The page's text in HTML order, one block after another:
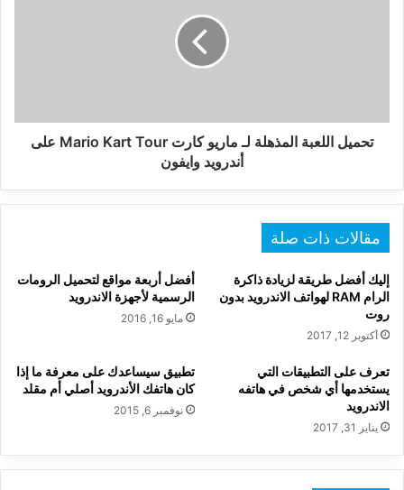
Tour
على
تحميل اللعبة المذهلة لـ ماريو كارت Mario Kart Tour على
أندرويد وايفون
مقالات ذات صلة
إليك أفضل طريقة لزيادة ذاكرة
الرام RAM لهواتف الاندرويد بدون
روت
أكتوبر 12, 2017
أفضل أربعة مواقع لتحميل الرومات
الرسمية لأجهزة الاندرويد
مايو 16, 2016
تعرف على التطبيقات التي
يستخدمها أي شخص في هاتفه
الاندرويد
يناير 31, 2017
تطبيق سيساعدك على معرفة ما إذا
كان هاتفك الأندرويد أصلي أم مقلد
نوفمبر 6, 2015